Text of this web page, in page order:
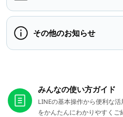
その他のお知らせ
みんなの使い方ガイド
LINEの基本操作から便利な
をかんたんにわかりやすくご